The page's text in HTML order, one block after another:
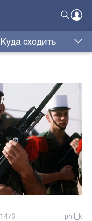
Куда сходить
1473 phil_k